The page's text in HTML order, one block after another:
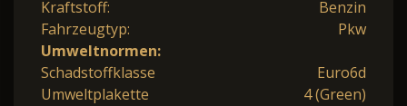
Kraftstoff:
Benzin
Fahrzeugtyp:
Pkw
Umweltnormen:
Schadstoffklasse
Euro6d
Umweltplakette
4 (Green)